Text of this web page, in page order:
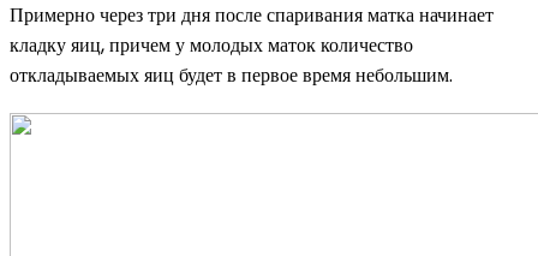
Примерно через три дня после спаривания матка начинает
кладку яиц, причем у молодых маток количество
откладываемых яиц будет в первое время небольшим.